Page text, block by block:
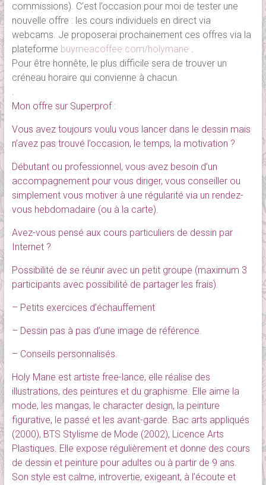
commissions). C’est l’occasion pour moi de tester une
nouvelle offre : les cours individuels en direct via
webcams. Je proposerai prochainement ces offres via la
plateforme buymeacoffee.com/holymane .
Pour être honnête, le plus difficile sera de trouver un
créneau horaire qui convienne à chacun.
.
Mon offre sur Superprof :
Vous avez toujours voulu vous lancer dans le dessin mais
n’avez pas trouvé l’occasion, le temps, la motivation ?
Débutant ou professionnel, vous avez besoin d’un
accompagnement pour vous diriger, vous conseiller ou
simplement vous motiver à une régularité via un rendez-
vous hebdomadaire (ou à la carte).
Avez-vous pensé aux cours particuliers de dessin par
Internet ?
Possibilité de se réunir avec un petit groupe (maximum 3
participants avec possibilité de partager les frais).
– Petits exercices d’échauffement
– Dessin pas à pas d’une image de référence.
– Conseils personnalisés.
Holy Mane est artiste free-lance, elle réalise des
illustrations, des peintures et du graphisme. Elle aime la
mode, les mangas, le character design, la peinture
figurative, le passé et les avant-garde. Bac arts appliqués
(2000), BTS Stylisme de Mode (2002), Licence Arts
Plastiques. Elle expose régulièrement et donne des cours
de dessin et peinture pour adultes ou à partir de 9 ans.
Son style est calme, introvertie, exigeant, à l’écoute et